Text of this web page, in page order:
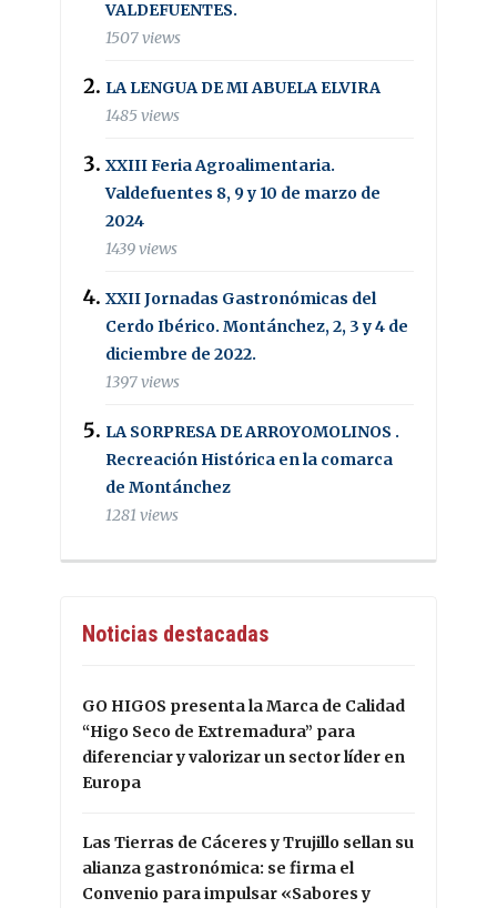
VALDEFUENTES.
1507 views
LA LENGUA DE MI ABUELA ELVIRA
1485 views
XXIII Feria Agroalimentaria.
Valdefuentes 8, 9 y 10 de marzo de
2024
1439 views
XXII Jornadas Gastronómicas del
Cerdo Ibérico. Montánchez, 2, 3 y 4 de
diciembre de 2022.
1397 views
LA SORPRESA DE ARROYOMOLINOS .
Recreación Histórica en la comarca
de Montánchez
1281 views
Noticias destacadas
GO HIGOS presenta la Marca de Calidad
“Higo Seco de Extremadura” para
diferenciar y valorizar un sector líder en
Europa
Las Tierras de Cáceres y Trujillo sellan su
alianza gastronómica: se firma el
Convenio para impulsar «Sabores y